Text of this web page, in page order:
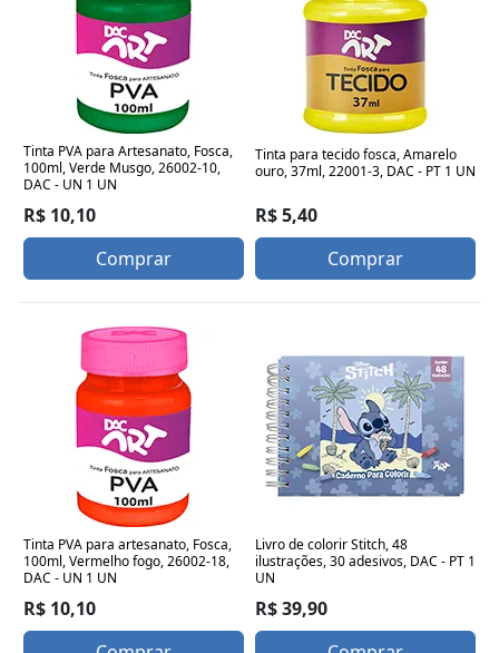
Tinta PVA para Artesanato, Fosca,
100ml, Verde Musgo, 26002-10,
DAC - UN 1 UN
R$ 10,10
Comprar
Tinta para tecido fosca, Amarelo
ouro, 37ml, 22001-3, DAC - PT 1 UN
R$ 5,40
Comprar
Tinta PVA para artesanato, Fosca,
100ml, Vermelho fogo, 26002-18,
DAC - UN 1 UN
R$ 10,10
Livro de colorir Stitch, 48
ilustrações, 30 adesivos, DAC - PT 1
UN
R$ 39,90